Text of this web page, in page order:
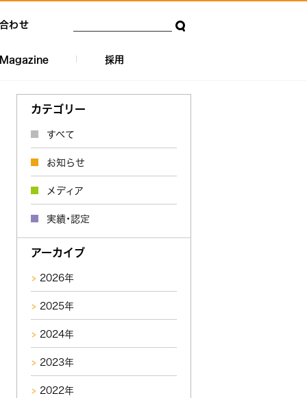
わせ
Magazine 採用
カテゴリー
すべて
お知らせ
メディア
実績・認定
アーカイブ
2026年
2025年
2024年
2023年
2022年